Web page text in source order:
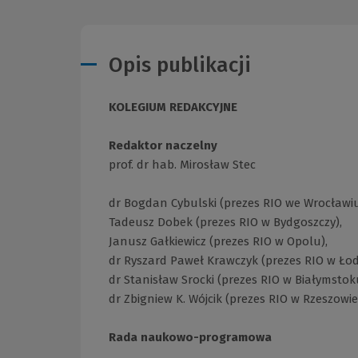
Opis publikacji
KOLEGIUM REDAKCYJNE
Redaktor naczelny
prof. dr hab. Mirosław Stec
dr Bogdan Cybulski (prezes RIO we
Tadeusz Dobek (prezes RIO w Bydgoszczy),
Janusz Gałkiewicz (prezes RIO w Opolu),
dr Ryszard Paweł Krawczyk (prezes RIO w
dr Stanisław Srocki (prezes RIO w
dr Zbigniew K. Wójcik (prezes RIO w
Rada naukowo-programowa